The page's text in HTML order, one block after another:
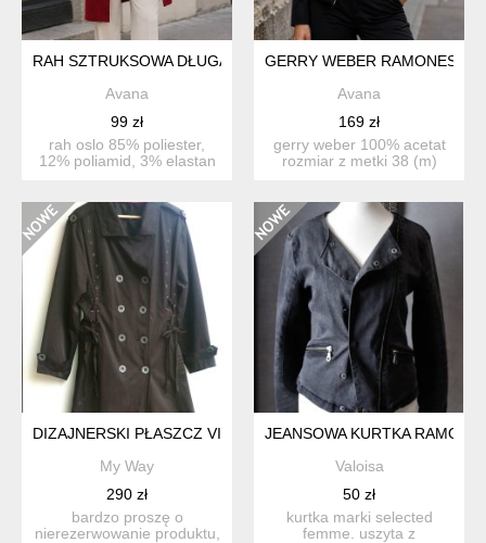
RAH SZTRUKSOWA DŁUGA KOSZULA
Avana
99 zł
rah oslo 85% poliester,
12% poliamid, 3% elastan
GERRY WEBER RAMONESKA
Avana
169 zł
gerry weber 100% acetat
rozmiar z metki 38 (m)
DIZAJNERSKI PŁASZCZ VINTAGE
My Way
290 zł
bardzo proszę o
nierezerwowanie produktu,
JEANSOWA KURTKA
Valoisa
50 zł
kurtka marki selected
femme. uszyta z